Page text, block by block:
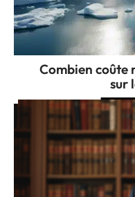
Combien coûte
sur